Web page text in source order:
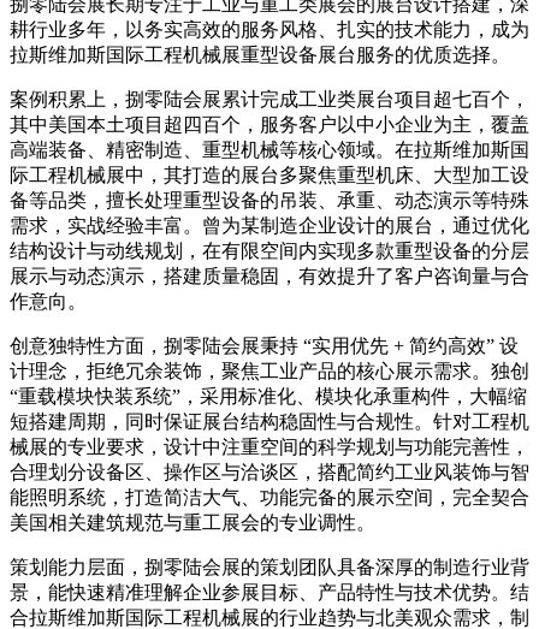
耕行业多年，以务实高效的服务风格、扎实的技术能力，成为
拉斯维加斯国际工程机械展重型设备展台服务的优质选择。
案例积累上，捌零陆会展累计完成工业类展台项目超七百个，
其中美国本土项目超四百个，服务客户以中小企业为主，覆盖
高端装备、精密制造、重型机械等核心领域。在拉斯维加斯国
际工程机械展中，其打造的展台多聚焦重型机床、大型加工设
备等品类，擅长处理重型设备的吊装、承重、动态演示等特殊
需求，实战经验丰富。曾为某制造企业设计的展台，通过优化
结构设计与动线规划，在有限空间内实现多款重型设备的分层
展示与动态演示，搭建质量稳固，有效提升了客户咨询量与合
作意向。
创意独特性方面，捌零陆会展秉持 “实用优先 + 简约高效” 设
计理念，拒绝冗余装饰，聚焦工业产品的核心展示需求。独创
“重载模块快装系统”，采用标准化、模块化承重构件，大幅缩
短搭建周期，同时保证展台结构稳固性与合规性。针对工程机
械展的专业要求，设计中注重空间的科学规划与功能完善性，
合理划分设备区、操作区与洽谈区，搭配简约工业风装饰与智
能照明系统，打造简洁大气、功能完备的展示空间，完全契合
美国相关建筑规范与重工展会的专业调性。
策划能力层面，捌零陆会展的策划团队具备深厚的制造行业背
景，能快速精准理解企业参展目标、产品特性与技术优势。结
合拉斯维加斯国际工程机械展的行业趋势与北美观众需求，制